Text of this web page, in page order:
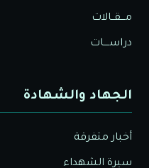
مـــقــالات
دراســــات
الجهاد والشهادة
أخبار متفرقة
سيرة الشهداء